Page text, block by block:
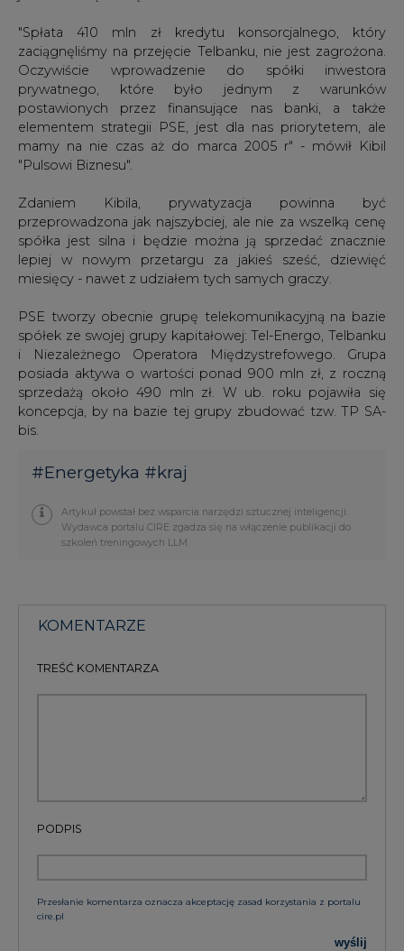
posiada aktywa o wartości ponad 900 mln zł, z roczną
sprzedażą około 490 mln zł. W ub. roku pojawiła się
koncepcja, by na bazie tej grupy zbudować tzw. TP SA-
bis.
#Energetyka # kraj
Artykuł powstał bez wsparcia narzędzi sztucznej inteligencji.
szkoleń treningowych LLM.
KOMENTARZE
TREŚĆ KOMENTARZA
KOMENTARZE(0)
Podając adres e-mail wyrażają Państwo zgodę
postaci newslettera pocztą elektroniczną od
Agencji Rynku Energii S.A z siedzibą w
ZAPISZ SIĘ DO NEWSLETTERA